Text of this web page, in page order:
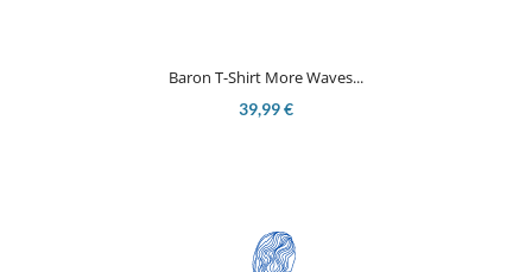
Baron T-Shirt More Waves...
39,99 €